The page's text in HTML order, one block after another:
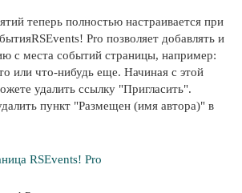
теперь полностью настраивается при
Pro позволяет добавлять и
с места событий страницы, например:
или что-нибудь еще. Начиная с этой
удалить ссылку "Пригласить".
пункт "Размещен (имя автора)" в
RSEvents! Pro